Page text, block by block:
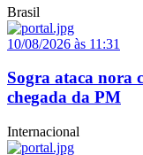
Brasil
10/08/2026 às 11:31
Sogra ataca nora
chegada da PM
Internacional